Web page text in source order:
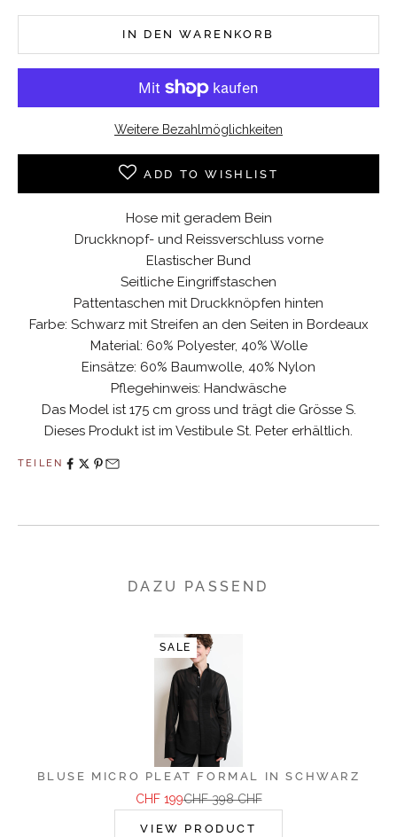
IN DEN WARENKORB
Weitere Bezahlmöglichkeiten
ADD TO WISHLIST
Hose mit geradem Bein
Druckknopf- und Reissverschluss vorne
Elastischer Bund
Seitliche Eingriffstaschen
Pattentaschen mit Druckknöpfen hinten
Farbe: Schwarz mit Streifen an den Seiten in Bordeaux
Material: 60% Polyester, 40% Wolle
Einsätze: 60% Baumwolle, 40% Nylon
Pflegehinweis: Handwäsche
Das Model ist 175 cm gross und trägt die Grösse S.
Dieses Produkt ist im Vestibule St. Peter erhältlich.
TEILEN
DAZU PASSEND
SALE
BLUSE MICRO PLEAT FORMAL IN SCHWARZ
Angebot
CHF 199Regulärer Preis
CHF 398 CHF
VIEW PRODUCT